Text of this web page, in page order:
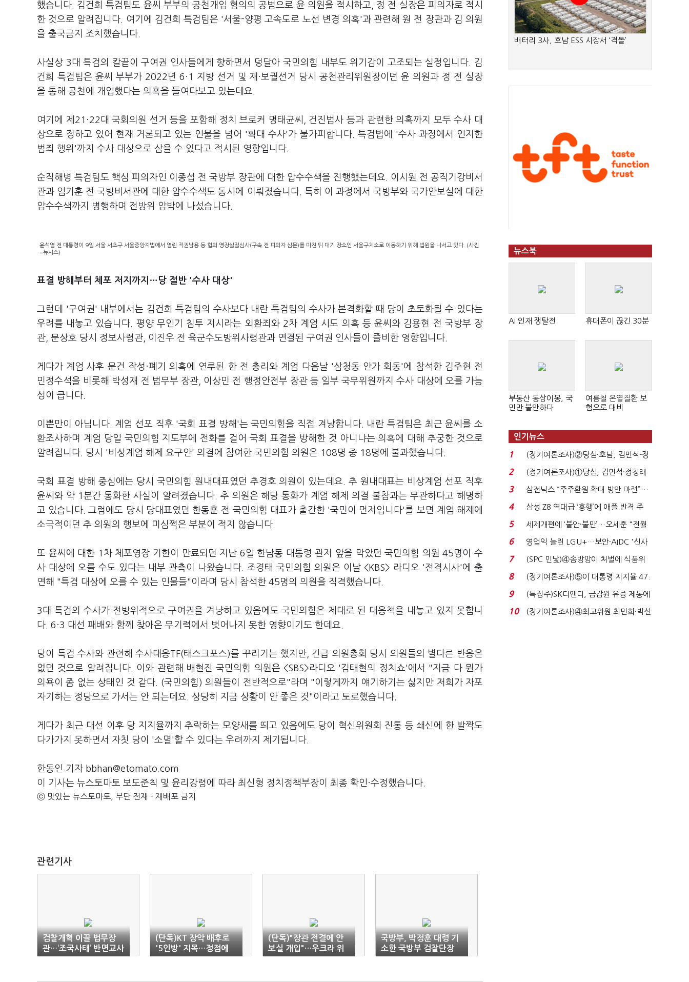
했습니다. 김건희 특검팀도 윤씨 부부의 공천개입 혐의의 공범으로 윤 의원을 적시하고, 정 전 실장은 피의자로 적시
한 것으로 알려집니다. 여기에 김건희 특검팀은 '서울-양평 고속도로 노선 변경 의혹'과 관련해 원 전 장관과 김 의원
을 출국금지 조치했습니다.
사실상 3대 특검의 칼끝이 구여권 인사들에게 향하면서 덩달아 국민의힘 내부도 위기감이 고조되는 실정입니다. 김
건희 특검팀은 윤씨 부부가 2022년 6·1 지방 선거 및 재·보궐선거 당시 공천관리위원장이던 윤 의원과 정 전 실장
을 통해 공천에 개입했다는 의혹을 들여다보고 있는데요.
여기에 제21·22대 국회의원 선거 등을 포함해 정치 브로커 명태균씨, 건진법사 등과 관련한 의혹까지 모두 수사 대
상으로 정하고 있어 현재 거론되고 있는 인물을 넘어 '확대 수사'가 불가피합니다. 특검법에 '수사 과정에서 인지한
범죄 행위'까지 수사 대상으로 삼을 수 있다고 적시된 영향입니다.
순직해병 특검팀도 핵심 피의자인 이종섭 전 국방부 장관에 대한 압수수색을 진행했는데요. 이시원 전 공직기강비서
관과 임기훈 전 국방비서관에 대한 압수수색도 동시에 이뤄졌습니다. 특히 이 과정에서 국방부와 국가안보실에 대한
압수수색까지 병행하며 전방위 압박에 나섰습니다.
윤석열 전 대통령이 9일 서울 서초구 서울중앙지법에서 열린 직권남용 등 혐의 영장실질심사(구속 전 피의자 심문)를 마친 뒤 대기 장소인 서울구치소로 이동하기 위해 법원을 나서고 있다. (사진
=뉴시스)
표결 방해부터 체포 저지까지…당 절반 '수사 대상'
그런데 '구여권' 내부에서는 김건희 특검팀의 수사보다 내란 특검팀의 수사가 본격화할 때 당이 초토화될 수 있다는
우려를 내놓고 있습니다. 평양 무인기 침투 지시라는 외환죄와 2차 계엄 시도 의혹 등 윤씨와 김용현 전 국방부 장
관, 문상호 당시 정보사령관, 이진우 전 육군수도방위사령관과 연결된 구여권 인사들이 즐비한 영향입니다.
게다가 계엄 사후 문건 작성·폐기 의혹에 연루된 한 전 총리와 계엄 다음날 '삼청동 안가 회동'에 참석한 김주현 전
민정수석을 비롯해 박성재 전 법무부 장관, 이상민 전 행정안전부 장관 등 일부 국무위원까지 수사 대상에 오를 가능
성이 큽니다.
이뿐만이 아닙니다. 계엄 선포 직후 '국회 표결 방해'는 국민의힘을 직접 겨냥합니다. 내란 특검팀은 최근 윤씨를 소
환조사하며 계엄 당일 국민의힘 지도부에 전화를 걸어 국회 표결을 방해한 것 아니냐는 의혹에 대해 추궁한 것으로
알려집니다. 당시 '비상계엄 해제 요구안' 의결에 참여한 국민의힘 의원은 108명 중 18명에 불과했습니다.
국회 표결 방해 중심에는 당시 국민의힘 원내대표였던 추경호 의원이 있는데요. 추 원내대표는 비상계엄 선포 직후
윤씨와 약 1분간 통화한 사실이 알려졌습니다. 추 의원은 해당 통화가 계엄 해제 의결 불참과는 무관하다고 해명하
고 있습니다. 그럼에도 당시 당대표였던 한동훈 전 국민의힘 대표가 출간한 '국민이 먼저입니다'를 보면 계엄 해제에
소극적이던 추 의원의 행보에 미심쩍은 부분이 적지 않습니다.
또 윤씨에 대한 1차 체포영장 기한이 만료되던 지난 6일 한남동 대통령 관저 앞을 막았던 국민의힘 의원 45명이 수
사 대상에 오를 수도 있다는 내부 관측이 나왔습니다. 조경태 국민의힘 의원은 이날 <KBS> 라디오 '전격시사'에 출
연해 "특검 대상에 오를 수 있는 인물들"이라며 당시 참석한 45명의 의원을 직격했습니다.
3대 특검의 수사가 전방위적으로 구여권을 겨냥하고 있음에도 국민의힘은 제대로 된 대응책을 내놓고 있지 못합니
다. 6·3 대선 패배와 함께 찾아온 무기력에서 벗어나지 못한 영향이기도 한데요.
당이 특검 수사와 관련해 수사대응TF(태스크포스)를 꾸리기는 했지만, 긴급 의원총회 당시 의원들의 별다른 반응은
없던 것으로 알려집니다. 이와 관련해 배현진 국민의힘 의원은 <SBS>라디오 '김태현의 정치쇼'에서 "지금 다 뭔가
의욕이 좀 없는 상태인 것 같다. (국민의힘) 의원들이 전반적으로"라며 "이렇게까지 얘기하기는 싫지만 저희가 자포
자기하는 정당으로 가서는 안 되는데요. 상당히 지금 상황이 안 좋은 것"이라고 토로했습니다.
게다가 최근 대선 이후 당 지지율까지 추락하는 모양새를 띄고 있음에도 당이 혁신위원회 진통 등 쇄신에 한 발짝도
다가가지 못하면서 자칫 당이 '소멸'할 수 있다는 우려까지 제기됩니다.
한동인 기자 bbhan@etomato.com
이 기사는 뉴스토마토 보도준칙 및 윤리강령에 따라 최신형 정치정책부장이 최종 확인·수정했습니다.
ⓒ 맛있는 뉴스토마토, 무단 전재 - 재배포 금지
관련기사
검찰개혁 이끌 법무장
관…‘조국사태’ 반면교사
(단독)KT 장악 배후로
'5인방' 지목…정점에
'왕실장' 이관섭
(단독)"장관 전결에 안
보실 개입"…우크라 위
장계약 배후에 '김태효'
국방부, 박정훈 대령 기
소한 국방부 검찰단장
직무배제
배터리 3사, 호남 ESS 시장서 ‘격돌’
뉴스북
AI 인재 쟁탈전 휴대폰이 끊긴 30분
부동산 동상이몽, 국
민만 불안하다
여름철 온열질환 보
험으로 대비
인기뉴스
1
(정기여론조사)②당심·호남, 김민석-정
청래 '초접전'...
2
(정기여론조사)①당심, 김민석·정청래
'초접전'…대통령 ...
3
삼전닉스 “주주환원 확대 방안 마련”…
로이터에 성명...
4
삼성 Z8 역대급 ‘흥행’에 애플 반격 주
목…9월 ‘폴...
5
세제개편에 ‘불안·불만’…오세훈 "전월
세 구하기 더 ...
6
영업익 늘린 LGU+…보안·AIDC '신사
업 드라이브'...
7
(SPC 민낯)④솜방망이 처벌에 식품위
생법 위반 반복...
8
(정기여론조사)⑤이 대통령 지지율 47.
7%…일주일 만에 ...
9
(특징주)SK디앤디, 금감원 유증 제동에
장 초반 상한가...
10
(정기여론조사)④최고위원 최민희·박선